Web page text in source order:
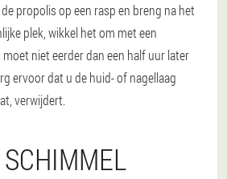
propolis op een rasp en breng na het
plek, wikkel het om met een
niet eerder dan een half uur later
ervoor dat u de huid- of nagellaag
verwijdert.